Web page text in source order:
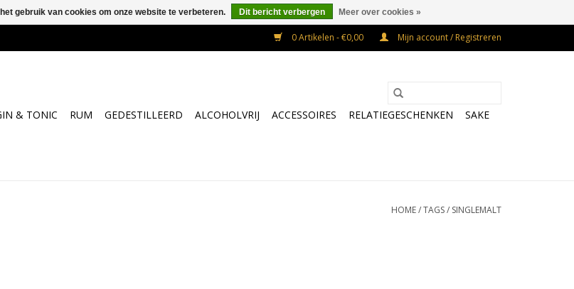
0 Artikelen - €0,00 Mijn account / Registreren
& TONIC RUM GEDESTILLEERD ALCOHOLVRIJ ACCESSOIRES RELATIEGESCHENKEN
SAKE
HOME/TAGS/ SINGLEMALT
gebruik van cookies om onze website te verbeteren. Dit bericht verbergen Meer over cookies »